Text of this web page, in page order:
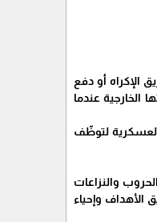
الإكراه أو دفع
الخارجية عندما
العسكرية لتوظّف
والنزاعات
الأهداف وإحياء